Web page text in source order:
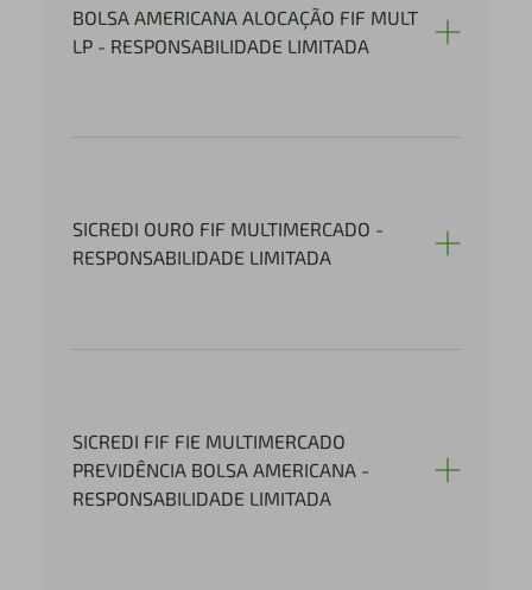
BOLSA AMERICANA ALOCAÇÃO FIF MULT
LP - RESPONSABILIDADE LIMITADA
SICREDI OURO FIF MULTIMERCADO -
RESPONSABILIDADE LIMITADA
SICREDI FIF FIE MULTIMERCADO
PREVIDÊNCIA BOLSA AMERICANA -
RESPONSABILIDADE LIMITADA